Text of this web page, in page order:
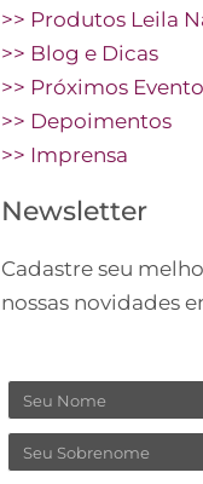
>> Produtos Leila
>> Blog e Dicas
>> Próximos
>> Depoimentos
>> Imprensa
Newsletter
Cadastre seu
nossas novidades
Nome
Sobrenome